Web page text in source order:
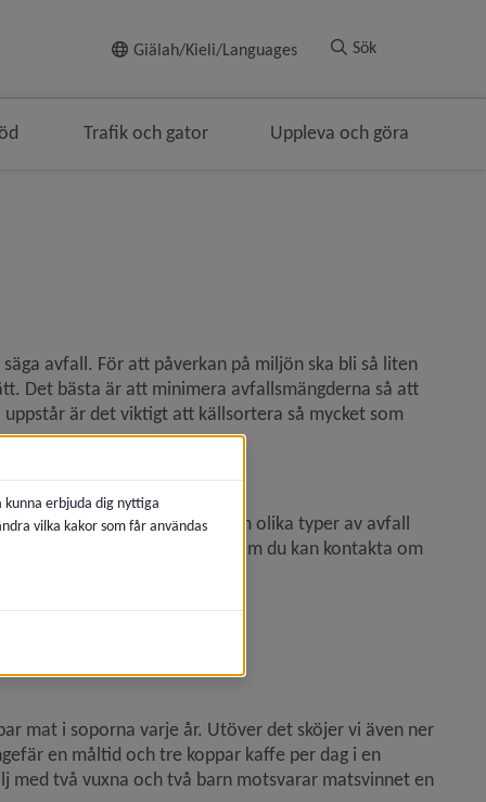
Giälah/Kieli/Languages Sök
Trafik och gator Uppleva och göra
avfall. För att påverkan på miljön ska bli så liten
Det bästa är att minimera avfallsmängderna så att
är det viktigt att källsortera så mycket som
som berättar om olika typer av avfall
läsa om hur du sorterar och vem du kan kontakta om
mat i soporna varje år. Utöver det sköjer vi även ner
en måltid och tre koppar kaffe per dag i en
med två vuxna och två barn motsvarar matsvinnet en
erbjuda dig nyttiga
vilka kakor som får användas